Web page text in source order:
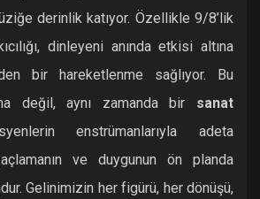
derinlik katıyor. Özellikle 9/8’lik
dinleyeni anında etkisi altına
bir hareketlenme sağlıyor. Bu
değil, aynı zamanda bir sanat
enstrümanlarıyla adeta
ve duygunun ön planda
Gelinimizin her figürü, her dönüşü,